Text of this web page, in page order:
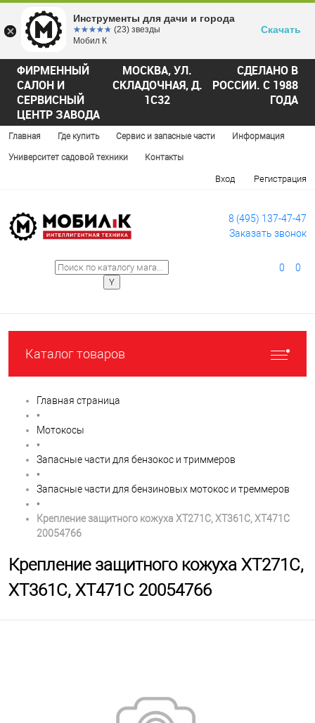
ФИРМЕННЫЙ
САЛОН И
СЕРВИСНЫЙ
ЦЕНТР ЗАВОДА
МОСКВА, УЛ.
СКЛАДОЧНАЯ, Д.
1С32
СДЕЛАНО В
РОССИИ. С 1988
ГОДА
Главная Где купить Сервис и запасные части Информация
Университет садовой техники Контакты
Вход Регистрация
8 (495) 137-47-47
Заказать звонок
0 0
Каталог товаров
Главная страница
•
Мотокосы
•
Запасные части для бензокос и триммеров
•
Запасные части для бензиновых мотокос и треммеров
•
Крепление защитного кожуха XT271C, XT361C, XT471C
20054766
Крепление защитного кожуха XT271C,
XT361C, XT471C 20054766
Инструменты для дачи и города
☆☆☆☆☆
★★★★★ (23) звезды
Мобил К
Скачать